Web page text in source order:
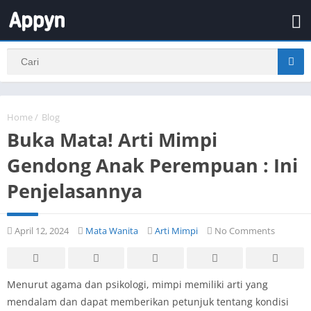
Home / Blog
Buka Mata! Arti Mimpi
Gendong Anak Perempuan : Ini
Penjelasannya
April 12, 2024 Mata Wanita Arti Mimpi No Comments
Menurut agama dan psikologi, mimpi memiliki arti yang
mendalam dan dapat memberikan petunjuk tentang kondisi